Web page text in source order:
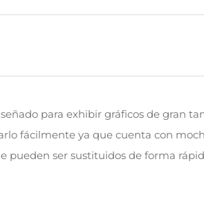
para exhibir gráficos de gran
fácilmente ya que cuenta con
ser sustituidos de forma